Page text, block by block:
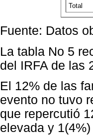
Total
Fuente: Datos
La tabla No 5
del IRFA de las
El 12% de las
evento no tuvo
que repercutió
elevada y